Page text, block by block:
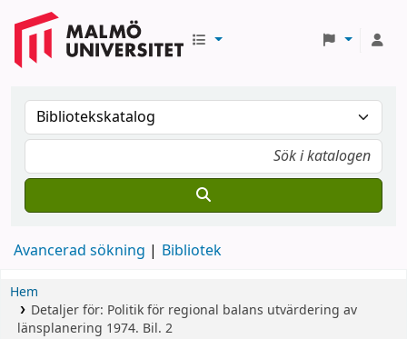
Avancerad sökning Bibliotek
Hem
Detaljer för: Politik för regional balans utvärdering av
länsplanering 1974. Bil. 2